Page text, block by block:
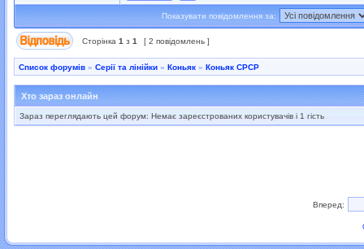
Показувати повідомлення за:
Сторінка 1 з 1 [ 2 повідомлень ]
Список форумів » Серії та лінійки » Коньяк » Коньяк СРСР
Хто зараз онлайн
Зараз переглядають цей форум: Немає зареєстрованих користувачів і 1 гість
Вперед: